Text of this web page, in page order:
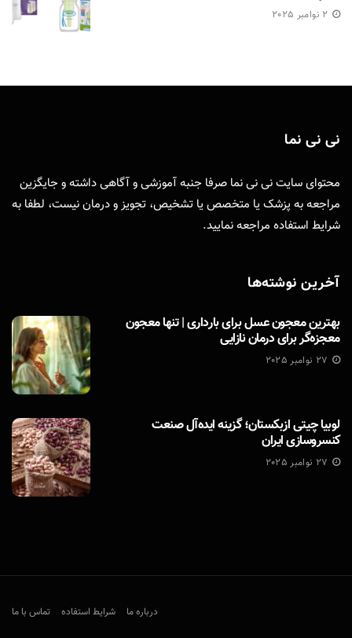
2 نوامبر 2025
نی نی نما
محتوای سایت نی نی نما صرفا جنبه آموزشی و آگاهی داشته و جایگزین
مراجعه به پزشک یا متخصص یا تشخیص، تجویز و درمان نیست، لطفا به
شرایط استفاده مراجعه نمایید.
آخرین نوشته‌ها
بهترین معجون عسل برای بارداری | تنها معجون
معجزه‌گر برای درمان نازایی
27 نوامبر 2025
لوبیا چیتی ازبکستان؛ گزینه ایده‌آل صنعت
کنسروسازی ایران
27 نوامبر 2025
درباره ما شرایط استفاده تماس با ما